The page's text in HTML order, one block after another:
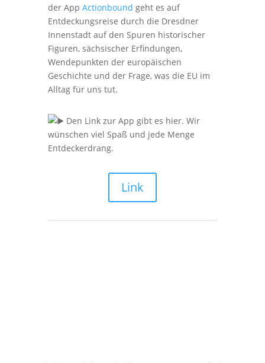
der App Actionbound geht es auf
Entdeckungsreise durch die Dresdner
Innenstadt auf den Spuren historischer
Figuren, sächsischer Erfindungen,
Wendepunkten der europäischen
Geschichte und der Frage, was die EU im
Alltag für uns tut.
Den Link zur App gibt es hier. Wir
wünschen viel Spaß und jede Menge
Entdeckerdrang.
Link